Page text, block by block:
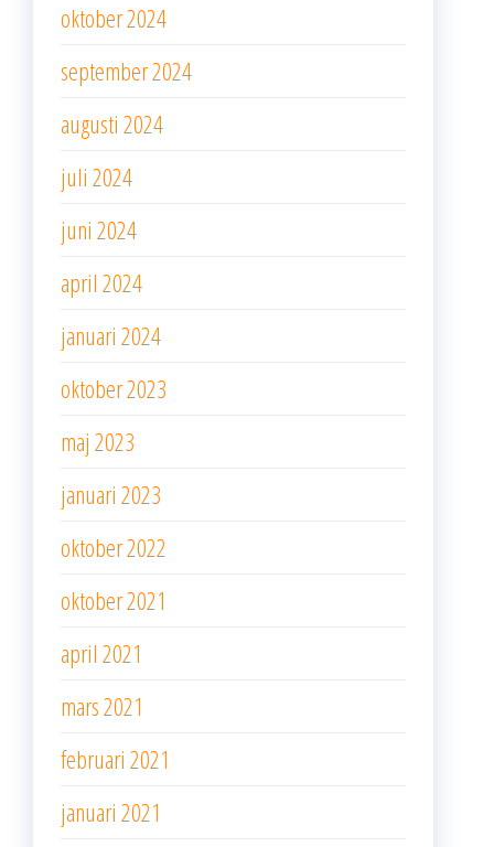
oktober 2024
september 2024
augusti 2024
juli 2024
juni 2024
april 2024
januari 2024
oktober 2023
maj 2023
januari 2023
oktober 2022
oktober 2021
april 2021
mars 2021
februari 2021
januari 2021